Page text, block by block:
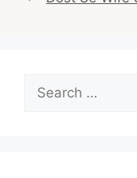
Search
for: